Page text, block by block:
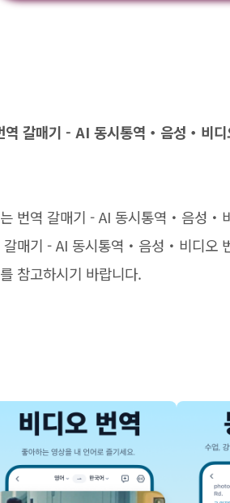
갈매기 - AI 동시통역・음성・비
번역 갈매기 - AI 동시통역・음성
갈매기 - AI 동시통역・음성・비디오
참고하시기 바랍니다.